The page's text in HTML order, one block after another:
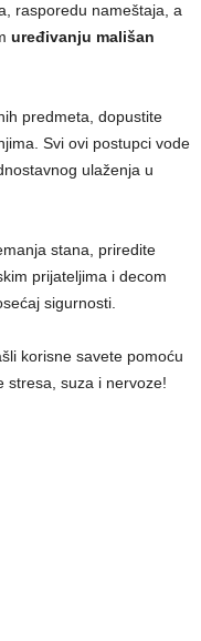
rasporedu nameštaja, a
uređivanju mališan
predmeta, dopustite
Svi ovi postupci vode
ulaženja u
stana, priredite
prijateljima i decom
sigurnosti.
korisne savete pomoću
stresa, suza i nervoze!